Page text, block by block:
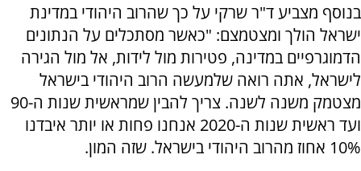
בנוסף מצביע ד"ר שרקי על כך שהרוב היהודי במדינת
ישראל הולך ומצטמצם: "כאשר מסתכלים על הנתונים
הדמוגרפיים במדינה, פטירות מול לידות, אל מול הגירה
לישראל, אתה רואה שלמעשה הרוב היהודי בישראל
מצטמק משנה לשנה. צריך להבין שמראשית שנות ה-90
ועד ראשית שנות ה-2020 אנחנו פחות או יותר איבדנו
10% אחוז מהרוב היהודי בישראל. שזה המון.